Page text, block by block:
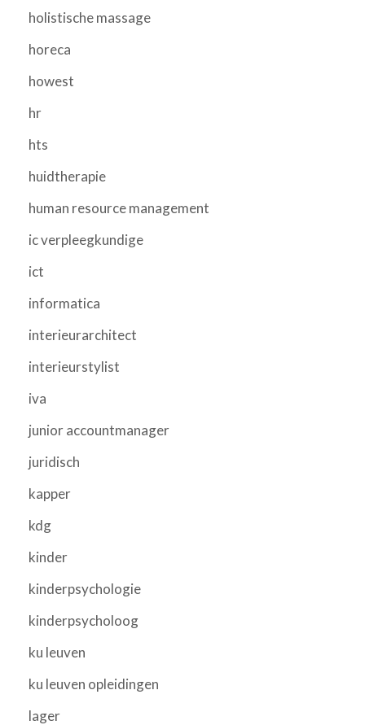
holistische massage
horeca
howest
hr
hts
huidtherapie
human resource management
ic verpleegkundige
ict
informatica
interieurarchitect
interieurstylist
iva
junior accountmanager
juridisch
kapper
kdg
kinder
kinderpsychologie
kinderpsycholoog
ku leuven
ku leuven opleidingen
lager